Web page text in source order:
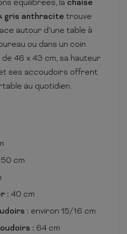
équilibrées, la chaise
gris anthracite trouve
autour d’une table à
ou dans un coin
46 x 43 cm, sa hauteur
ses accoudoirs offrent
au quotidien.
50 cm
: 40 cm
: environ 15/16 cm
: 64 cm